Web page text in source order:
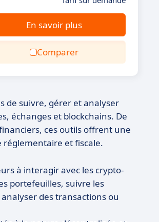
En savoir plus
Comparer
de suivre, gérer et analyser
échanges et blockchains. De
ces outils offrent une
réglementaire et fiscale.
à interagir avec les crypto-
portefeuilles, suivre les
des transactions ou